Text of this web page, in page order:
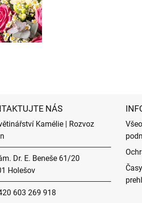
NÁS
Kamélie | Rozvoz
Dr. E. Beneše 61/20
Holešov
603 269 918